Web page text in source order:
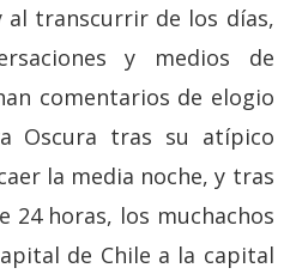
al transcurrir de los días,
y medios de
comentarios de elogio
Oscura tras su atípico
la media noche, y tras
24 horas, los muchachos
de Chile a la capital